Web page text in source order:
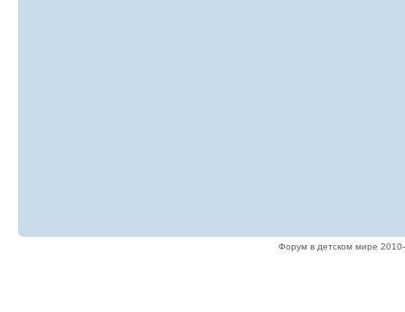
Форум в детском мире